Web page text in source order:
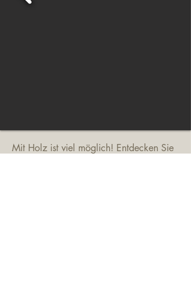
Mit Holz ist viel möglich! Entdecken Sie